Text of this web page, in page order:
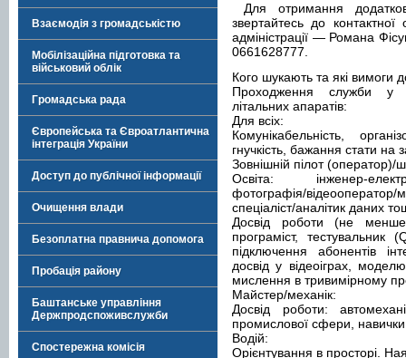
Взаємодія з громадськістю
Мобілізаційна підготовка та
військовий облік
Громадська рада
Європейська та Євроатлантична
інтеграція України
Доступ до публічної інформації
Очищення влади
Безоплатна правнича допомога
Пробація району
Баштанське управління
Держпродспоживслужби
Спостережна комісія
Для отримання
звертайтесь до контактної
адміністрації — Романа
0661628777.
Кого шукають та які вимоги
Проходження служби у
літальних апаратів:
Для всіх:
Комунікабельність,
гнучкість, бажання стати на
Зовнішній пілот (оператор)/
Освіта: інженер-
фотографія/
спеціаліст/аналітик даних
Досвід роботи (не менше
програміст,
підключення абонентів
досвід у відеоіграх,
мислення в тривимірному
Майстер/механік:
Досвід роботи:
промислової сфери,
Водій:
Орієнтування в просторі.